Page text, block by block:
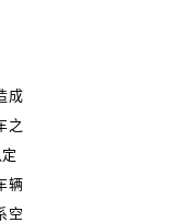
成
之
辆
空